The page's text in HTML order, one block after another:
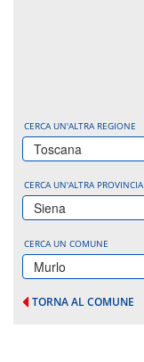
CERCA UN'ALTRA REGIONE
Toscana
CERCA UN'ALTRA PROVINCIA
Siena
CERCA UN COMUNE
Murlo
TORNA AL COMUNE